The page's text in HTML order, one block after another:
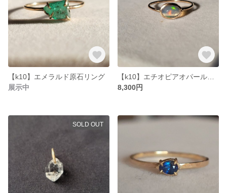
【k10】エメラルド原石リング
展示中
8,300円
SOLD OUT